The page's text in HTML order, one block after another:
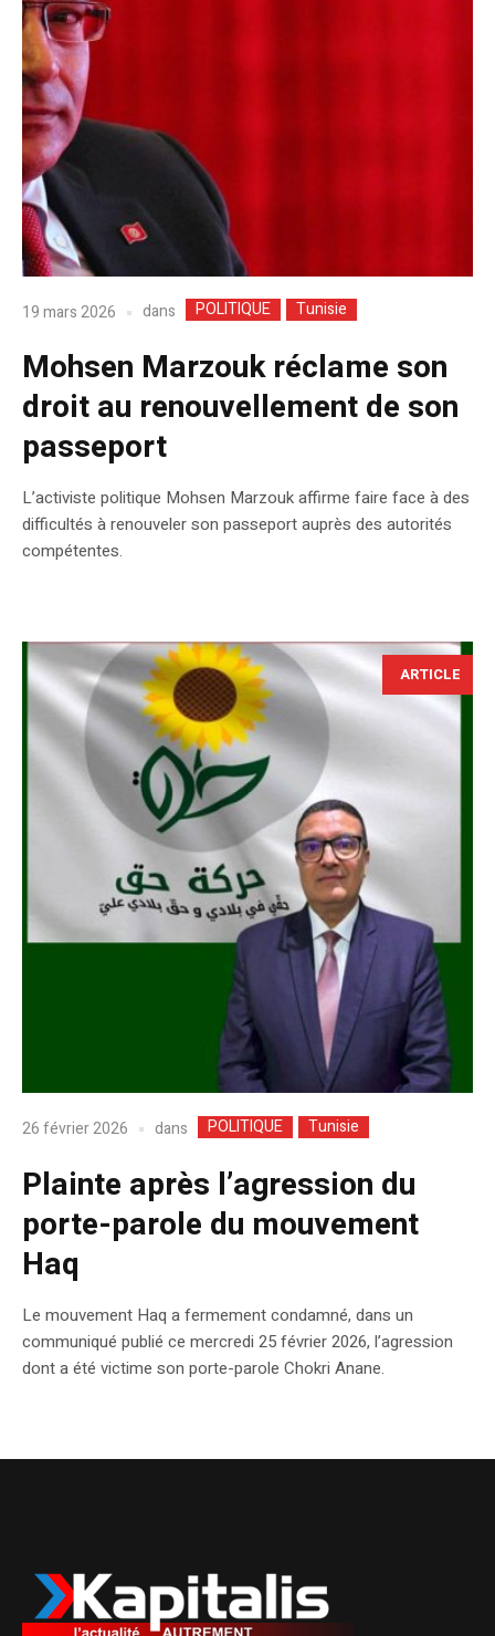
19 mars 2026 dans POLITIQUE Tunisie
Mohsen Marzouk réclame son
droit au renouvellement de son
passeport
L’activiste politique Mohsen Marzouk affirme faire face à des
difficultés à renouveler son passeport auprès des autorités
compétentes.
ARTICLE
26 février 2026 dans POLITIQUE Tunisie
Plainte après l’agression du
porte-parole du mouvement
Haq
Le mouvement Haq a fermement condamné, dans un
communiqué publié ce mercredi 25 février 2026, l’agression
dont a été victime son porte-parole Chokri Anane.